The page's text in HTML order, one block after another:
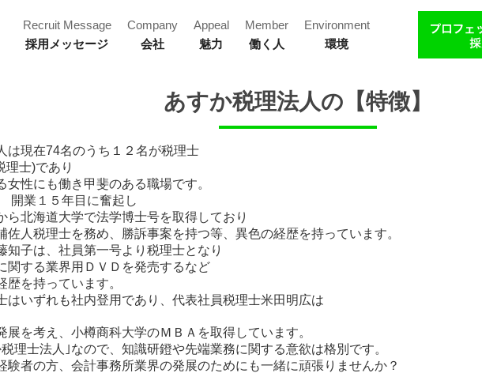
Recruit Message
採用メッセージ
Company
会社
Appeal
魅力
Member
働く人
Environment
環境
あすか税理法人の【特徴】
は現在74名のうち１２名が税理士
理士)であり
女性にも働き甲斐のある職場です。
開業１５年目に奮起し
ら北海道大学で法学博士号を取得しており
佐人税理士を務め、勝訴事案を持つ等、異色の経歴を持っています。
知子は、社員第一号より税理士となり
関する業界用ＤＶＤを発売するなど
歴を持っています。
はいずれも社内登用であり、代表社員税理士米田明広は
展を考え、小樽商科大学のＭＢＡを取得しています。
理士法人｣なので、知識研鐙や先端業務に関する意欲は格別です。
験者の方、会計事務所業界の発展のためにも一緒に頑張りませんか？